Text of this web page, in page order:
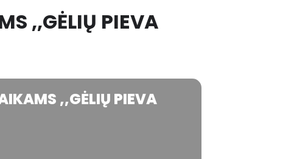
,,GĖLIŲ PIEVA
,,GĖLIŲ PIEVA